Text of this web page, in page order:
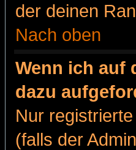
der deinen
Nach oben
Wenn ich auf
dazu
Nur
(falls der